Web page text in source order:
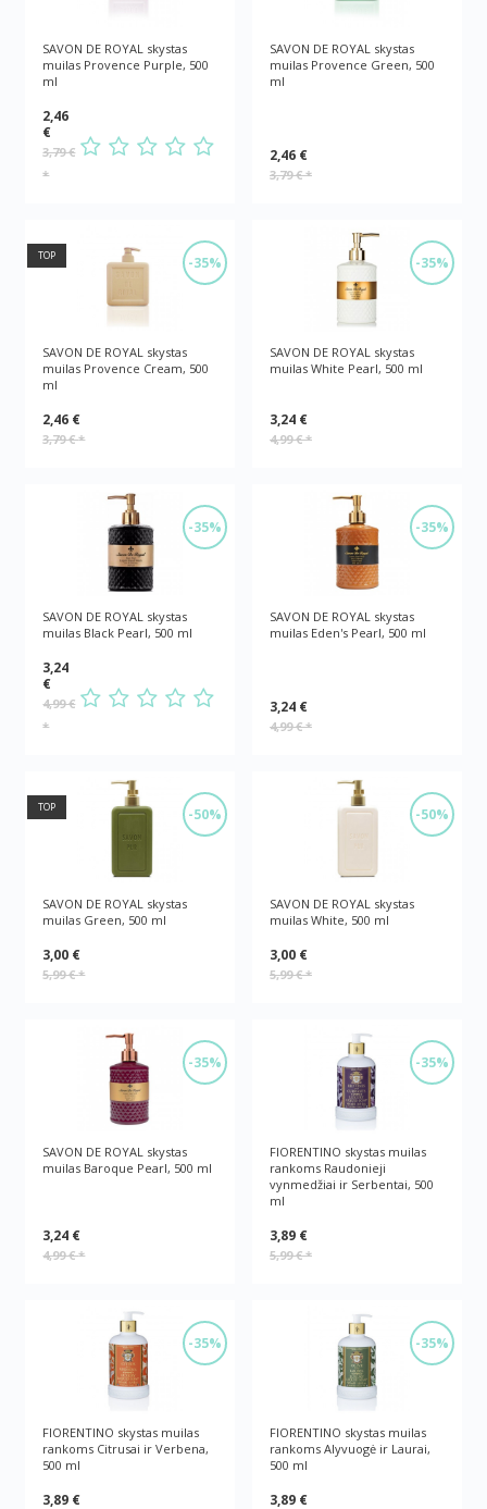
SAVON DE ROYAL skystas
muilas Provence Purple, 500
ml
2,46
€
3,79 €
*
SAVON DE ROYAL skystas
muilas Provence Green, 500
ml
2,46 €
3,79 €*
-35%
TOP
SAVON DE ROYAL skystas
muilas Provence Cream, 500
ml
2,46 €
3,79 €*
-35%
SAVON DE ROYAL skystas
muilas White Pearl, 500 ml
3,24 €
4,99 €*
-35%
SAVON DE ROYAL skystas
muilas Black Pearl, 500 ml
3,24
€
4,99 €
*
-35%
SAVON DE ROYAL skystas
muilas Eden's Pearl, 500 ml
3,24 €
4,99 €*
-50%
TOP
SAVON DE ROYAL skystas
muilas Green, 500 ml
3,00 €
5,99 €*
-50%
SAVON DE ROYAL skystas
muilas White, 500 ml
3,00 €
5,99 €*
-35%
SAVON DE ROYAL skystas
muilas Baroque Pearl, 500 ml
3,24 €
4,99 €*
-35%
FIORENTINO skystas muilas
rankoms Raudonieji
vynmedžiai ir Serbentai, 500
ml
3,89 €
5,99 €*
-35%
FIORENTINO skystas muilas
rankoms Citrusai ir Verbena,
500 ml
3,89 €
-35%
FIORENTINO skystas muilas
rankoms Alyvuogė ir Laurai,
500 ml
3,89 €